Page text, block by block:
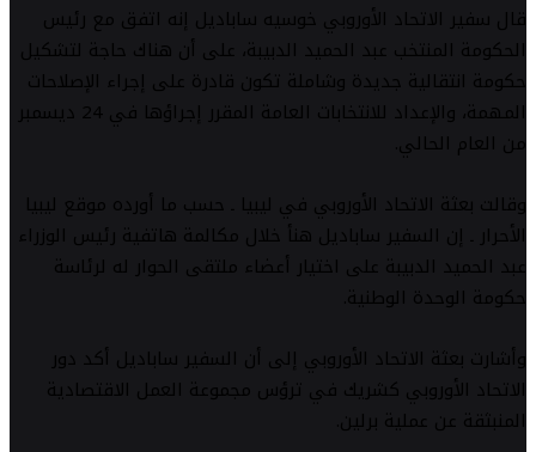
قال سفير الاتحاد الأوروبي خوسيه ساباديل إنه اتفق مع رئيس
الحكومة المنتخب عبد الحميد الدبيبة، على أن هناك حاجة لتشكيل
حكومة انتقالية جديدة وشاملة تكون قادرة على إجراء الإصلاحات
المهمة، والإعداد للانتخابات العامة المقرر إجراؤها في 24 ديسمبر
من العام الحالي.
وقالت بعثة الاتحاد الأوروبي في ليبيا ـ حسب ما أورده موقع ليبيا
الأحرار ـ إن السفير ساباديل هنأ خلال مكالمة هاتفية رئيس الوزراء
عبد الحميد الدبيبة على اختيار أعضاء ملتقى الحوار له لرئاسة
حكومة الوحدة الوطنية.
وأشارت بعثة الاتحاد الأوروبي إلى أن السفير ساباديل أكد دور
الاتحاد الأوروبي كشريك في ترؤس مجموعة العمل الاقتصادية
المنبثقة عن عملية برلين.